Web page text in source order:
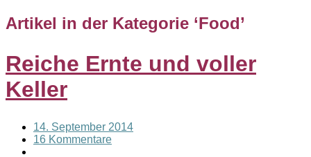
Artikel in der Kategorie ‘Food’
Reiche Ernte und voller
Keller
14. September 2014
16 Kommentare